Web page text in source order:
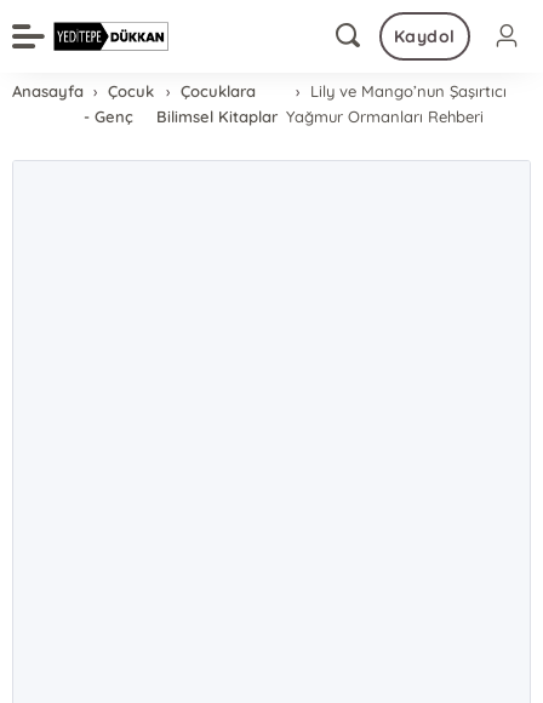
Kaydol
Anasayfa
Çocuk
- Genç
Çocuklara
Bilimsel Kitaplar
Lily ve Mango’nun Şaşırtıcı
Yağmur Ormanları Rehberi